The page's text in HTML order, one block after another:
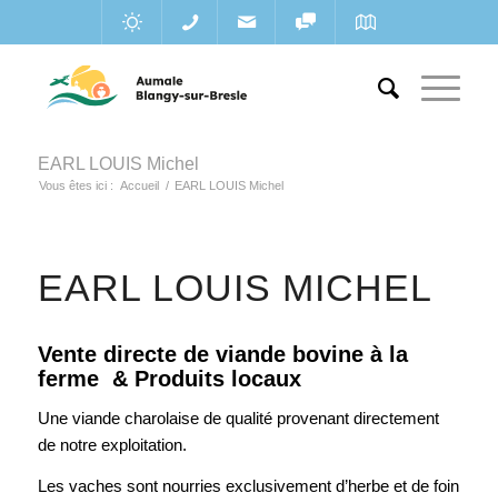
EARL LOUIS Michel
Vous êtes ici : Accueil / EARL LOUIS Michel
EARL LOUIS MICHEL
Vente directe de viande bovine à la
ferme & Produits locaux
Une viande charolaise de qualité provenant directement
de notre exploitation.
Les vaches sont nourries exclusivement d’herbe et de foin